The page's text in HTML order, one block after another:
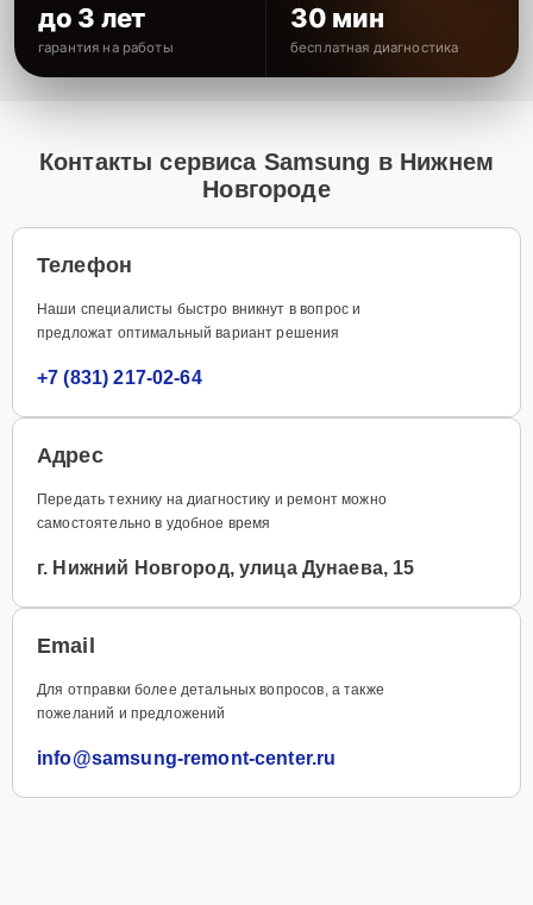
до 3 лет
гарантия на работы
30 мин
бесплатная диагностика
Контакты сервиса Samsung в Нижнем
Новгороде
Телефон
Наши специалисты быстро вникнут в вопрос и
предложат оптимальный вариант решения
+7 (831) 217-02-64
Адрес
Передать технику на диагностику и ремонт можно
самостоятельно в удобное время
г. Нижний Новгород, улица Дунаева, 15
Email
Для отправки более детальных вопросов, а также
пожеланий и предложений
info@samsung-remont-center.ru